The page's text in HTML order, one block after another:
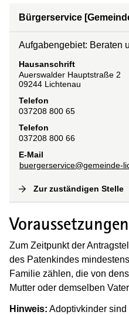
Bürgerservice
Aufgabengebiet: Beraten
Hausanschrift
Auerswalder Hauptstraße 2
09244 Lichtenau
Telefon
037208 800 65
Telefon
037208 800 66
E-Mail
buergerservice@gemeinde-
Zur zuständigen Stelle
Voraussetzungen
Zum Zeitpunkt der
des Patenkindes
Familie zählen, die von
Mutter oder demselben
Hinweis: Adoptivkinder